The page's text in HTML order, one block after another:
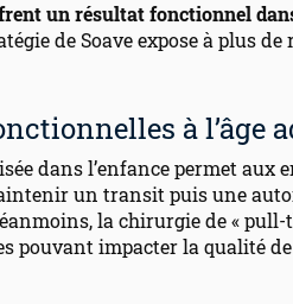
un résultat fonctionnel
de Soave expose à plus de
à l’âge
dans l’enfance permet
un transit puis une
la chirurgie de « pull-
pouvant impacter la qualité